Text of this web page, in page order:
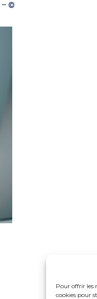
Pour offrir les
cookies pour
– ©